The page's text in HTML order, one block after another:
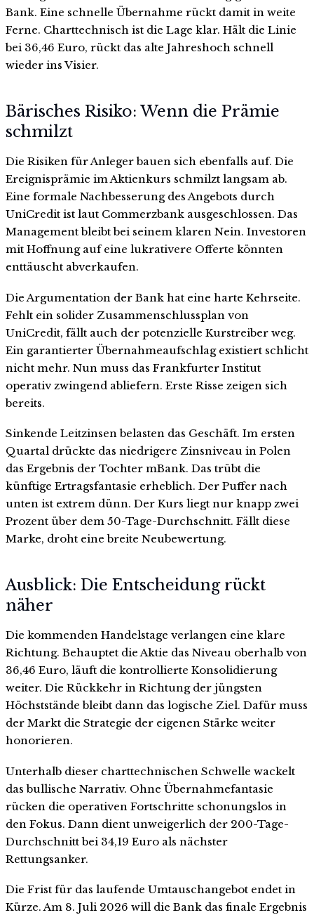
Bank. Eine schnelle Übernahme rückt damit in weite
Ferne. Charttechnisch ist die Lage klar. Hält die Linie
bei 36,46 Euro, rückt das alte Jahreshoch schnell
wieder ins Visier.
Bärisches Risiko: Wenn die Prämie
schmilzt
Die Risiken für Anleger bauen sich ebenfalls auf. Die
Ereignisprämie im Aktienkurs schmilzt langsam ab.
Eine formale Nachbesserung des Angebots durch
UniCredit ist laut Commerzbank ausgeschlossen. Das
Management bleibt bei seinem klaren Nein. Investoren
mit Hoffnung auf eine lukrativere Offerte könnten
enttäuscht abverkaufen.
Die Argumentation der Bank hat eine harte Kehrseite.
Fehlt ein solider Zusammenschlussplan von
UniCredit, fällt auch der potenzielle Kurstreiber weg.
Ein garantierter Übernahmeaufschlag existiert schlicht
nicht mehr. Nun muss das Frankfurter Institut
operativ zwingend abliefern. Erste Risse zeigen sich
bereits.
Sinkende Leitzinsen belasten das Geschäft. Im ersten
Quartal drückte das niedrigere Zinsniveau in Polen
das Ergebnis der Tochter mBank. Das trübt die
künftige Ertragsfantasie erheblich. Der Puffer nach
unten ist extrem dünn. Der Kurs liegt nur knapp zwei
Prozent über dem 50-Tage-Durchschnitt. Fällt diese
Marke, droht eine breite Neubewertung.
Ausblick: Die Entscheidung rückt
näher
Die kommenden Handelstage verlangen eine klare
Richtung. Behauptet die Aktie das Niveau oberhalb von
36,46 Euro, läuft die kontrollierte Konsolidierung
weiter. Die Rückkehr in Richtung der jüngsten
Höchststände bleibt dann das logische Ziel. Dafür muss
der Markt die Strategie der eigenen Stärke weiter
honorieren.
Unterhalb dieser charttechnischen Schwelle wackelt
das bullische Narrativ. Ohne Übernahmefantasie
rücken die operativen Fortschritte schonungslos in
den Fokus. Dann dient unweigerlich der 200-Tage-
Durchschnitt bei 34,19 Euro als nächster
Rettungsanker.
Die Frist für das laufende Umtauschangebot endet in
Kürze. Am 8. Juli 2026 will die Bank das finale Ergebnis